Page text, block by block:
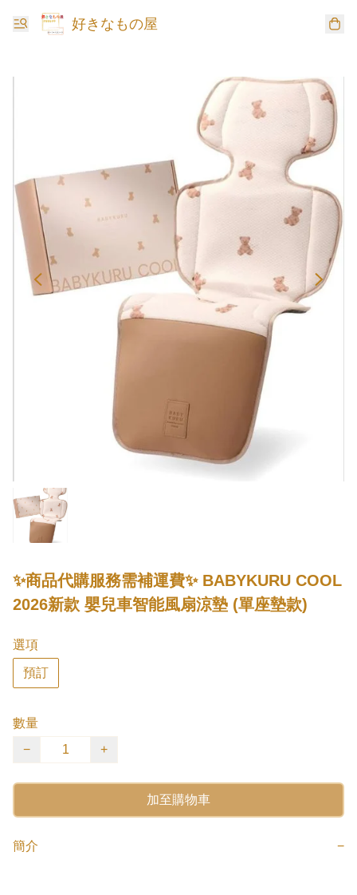
好きなもの屋
✨商品代購服務需補運費✨ BABYKURU COOL
2026新款 嬰兒車智能風扇涼墊 (單座墊款)
選項
預訂
數量
−
+
加至購物車
簡介 −